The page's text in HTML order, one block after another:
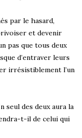
par le hasard,
et devenir
pas que tous deux
d’entraver leurs
irrésistiblement l’un
seul des deux aura la
t-il de celui qui